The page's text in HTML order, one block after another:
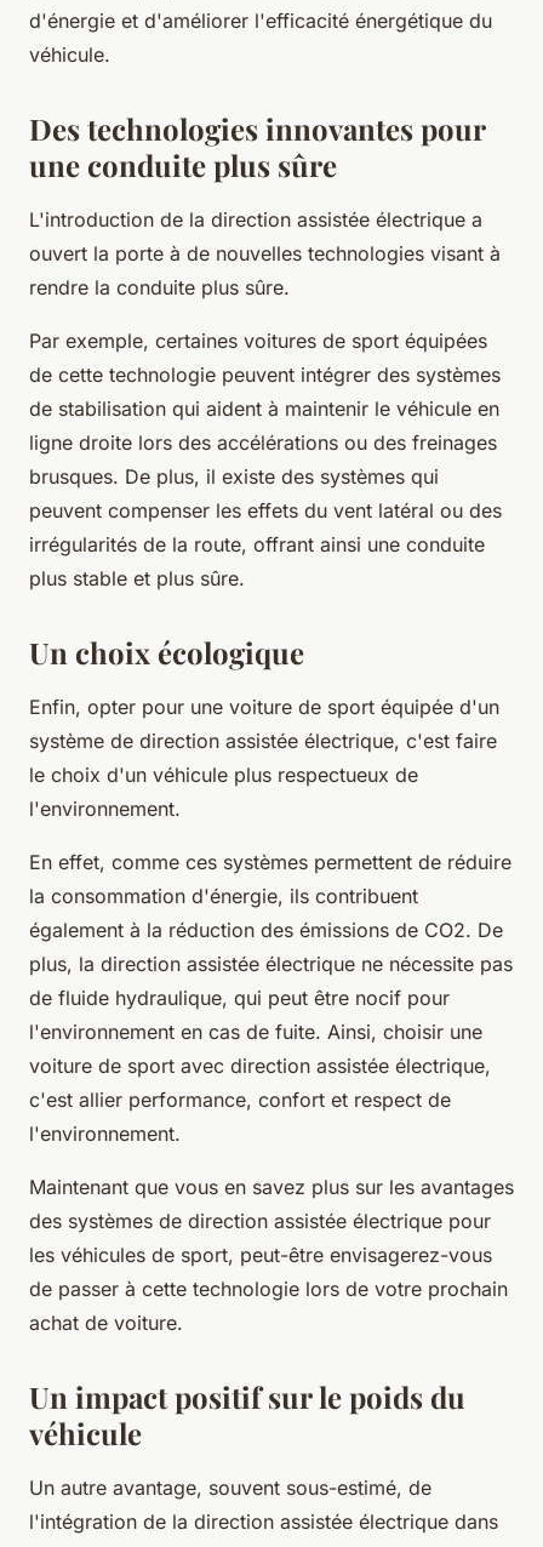
d'énergie et d'améliorer l'efficacité énergétique du
véhicule.
Des technologies innovantes pour
une conduite plus sûre
L'introduction de la direction assistée électrique a
ouvert la porte à de nouvelles technologies visant à
rendre la conduite plus sûre.
Par exemple, certaines voitures de sport équipées
de cette technologie peuvent intégrer des systèmes
de stabilisation qui aident à maintenir le véhicule en
ligne droite lors des accélérations ou des freinages
brusques. De plus, il existe des systèmes qui
peuvent compenser les effets du vent latéral ou des
irrégularités de la route, offrant ainsi une conduite
plus stable et plus sûre.
Un choix écologique
Enfin, opter pour une voiture de sport équipée d'un
système de direction assistée électrique, c'est faire
le choix d'un véhicule plus respectueux de
l'environnement.
En effet, comme ces systèmes permettent de réduire
la consommation d'énergie, ils contribuent
également à la réduction des émissions de CO2. De
plus, la direction assistée électrique ne nécessite pas
de fluide hydraulique, qui peut être nocif pour
l'environnement en cas de fuite. Ainsi, choisir une
voiture de sport avec direction assistée électrique,
c'est allier performance, confort et respect de
l'environnement.
Maintenant que vous en savez plus sur les avantages
des systèmes de direction assistée électrique pour
les véhicules de sport, peut-être envisagerez-vous
de passer à cette technologie lors de votre prochain
achat de voiture.
Un impact positif sur le poids du
véhicule
Un autre avantage, souvent sous-estimé, de
l'intégration de la direction assistée électrique dans